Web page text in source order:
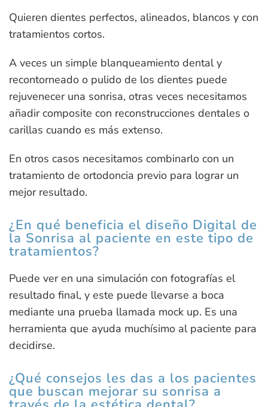
Quieren dientes perfectos, alineados, blancos y con
tratamientos cortos.
A veces un simple blanqueamiento dental y
recontorneado o pulido de los dientes puede
rejuvenecer una sonrisa, otras veces necesitamos
añadir composite con reconstrucciones dentales o
carillas cuando es más extenso.
En otros casos necesitamos combinarlo con un
tratamiento de ortodoncia previo para lograr un
mejor resultado.
¿En qué beneficia el diseño Digital de
la Sonrisa al paciente en este tipo de
tratamientos?
Puede ver en una simulación con fotografías el
resultado final, y este puede llevarse a boca
mediante una prueba llamada mock up. Es una
herramienta que ayuda muchísimo al paciente para
decidirse.
¿Qué consejos les das a los pacientes
que buscan mejorar su sonrisa a